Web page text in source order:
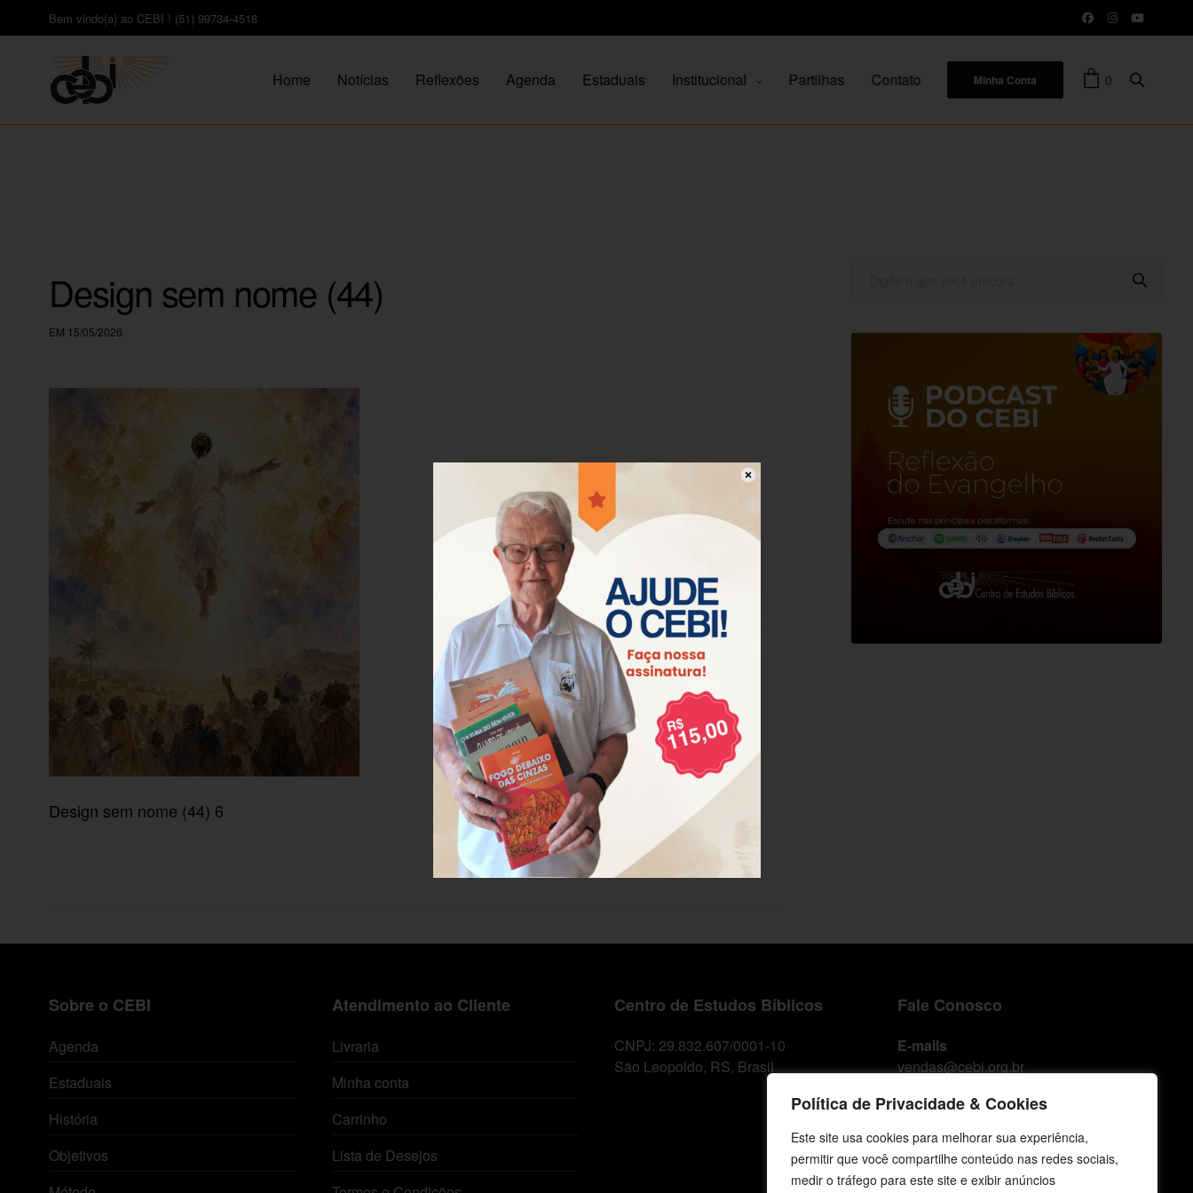
Política de Privacidade & Cookies
Este site usa cookies para melhorar sua experiência,
permitir que você compartilhe conteúdo nas redes sociais,
medir o tráfego para este site e exibir anúncios
Bem vindo(a) ao CEBI ! (51) 99734-4518
Home Notícias Reflexões Agenda Estaduais Institucional Partilhas Contato Minha Conta 0
Design sem nome (44)
EM 15/05/2026
Design sem nome (44) 6
Sobre o CEBI
Agenda
Estaduais
História
Objetivos
Atendimento ao Cliente
Livraria
Minha conta
Carrinho
Lista de Desejos
Centro de Estudos Bíblicos
CNPJ: 29.832.607/0001-10
São Leopoldo, RS, Brasil
Fale Conosco
E-mails
vendas@cebi.org.br
+55 (51) 99734-4518
WhatsApp / Comunicação